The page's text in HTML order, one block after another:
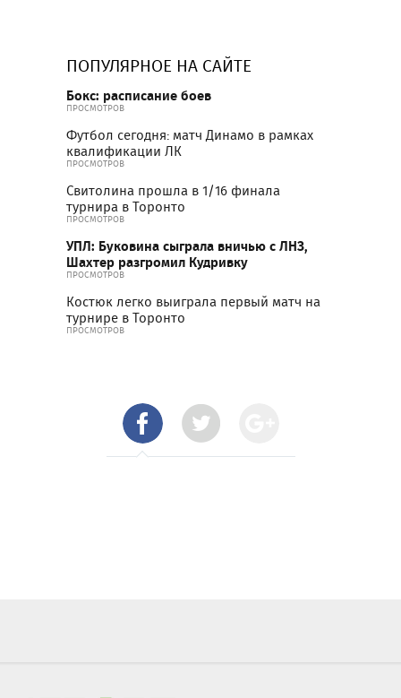
ПОПУЛЯРНОЕ НА САЙТЕ
Бокс: расписание боев
ПРОСМОТРОВ
Футбол сегодня: матч Динамо в рамках
квалификации ЛК
ПРОСМОТРОВ
Свитолина прошла в 1/16 финала
турнира в Торонто
ПРОСМОТРОВ
УПЛ: Буковина сыграла вничью с ЛНЗ,
Шахтер разгромил Кудривку
ПРОСМОТРОВ
Костюк легко выиграла первый матч на
турнире в Торонто
ПРОСМОТРОВ